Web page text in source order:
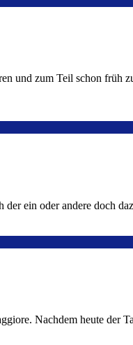
und zum Teil schon früh
ein oder andere doch
Nachdem heute der